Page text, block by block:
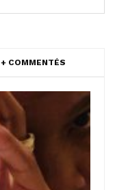
+ COMMENTÉS